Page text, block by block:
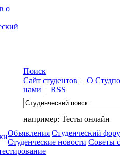
Поиск
Сайт студентов | О
нами | RSS
например: Тесты онлайн
Объявления Студенческий
Студенческие новости Советы